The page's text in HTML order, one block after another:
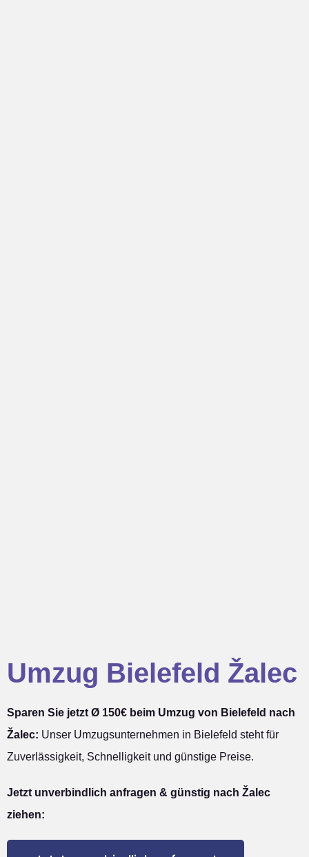
Umzug Bielefeld Žalec
Sparen Sie jetzt Ø 150€ beim Umzug von Bielefeld nach
Žalec: Unser Umzugsunternehmen in Bielefeld steht für
Zuverlässigkeit, Schnelligkeit und günstige Preise.
Jetzt unverbindlich anfragen & günstig nach Žalec
ziehen: